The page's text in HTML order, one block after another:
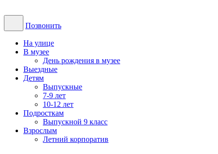
Позвонить
На улице
В музее
День рождения в музее
Выездные
Детям
Выпускные
7-9 лет
10-12 лет
Подросткам
Выпускной 9 класс
Взрослым
Летний корпоратив